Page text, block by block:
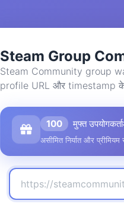
Steam Group
Steam Community group
profile URL और timestamp
100 मुफ्त
असीमित निर्यात और